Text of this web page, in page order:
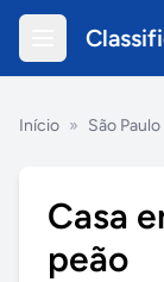
Início » São Paulo
Casa
peão